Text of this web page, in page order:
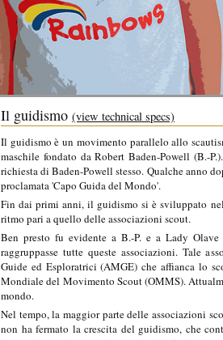
Il guidismo (view technical specs)
Il guidismo è un movimento parallelo allo
maschile fondato da Robert Baden-Powell (B.-
richiesta di Baden-Powell stesso. Qualche anno
proclamata 'Capo Guida del Mondo'.
Fin dai primi anni, il guidismo si è sviluppato
ritmo pari a quello delle associazioni scout.
Ben presto fu evidente a B.-P. e a Lady
raggruppasse tutte queste associazioni. Tale
Guide ed Esploratrici (AMGE) che affianca lo
Mondiale del Movimento Scout (OMMS).
mondo.
Nel tempo, la maggior parte delle associazioni
non ha fermato la crescita del guidismo, che